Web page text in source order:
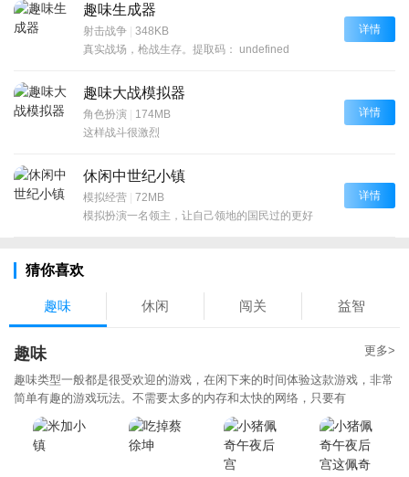
趣味生成器
射击战争 | 348KB
真实战场，枪战生存。提取码： undefined
详情
趣味大战模拟器
角色扮演 | 174MB
这样战斗很激烈
详情
休闲中世纪小镇
模拟经营 | 72MB
模拟扮演一名领主，让自己领地的国民过的更好
详情
猜你喜欢
趣味 休闲 闯关 益智
趣味 更多>
趣味类型一般都是很受欢迎的游戏，在闲下来的时间体验这款游戏，非常
简单有趣的游戏玩法。不需要太多的内存和太快的网络，只要有